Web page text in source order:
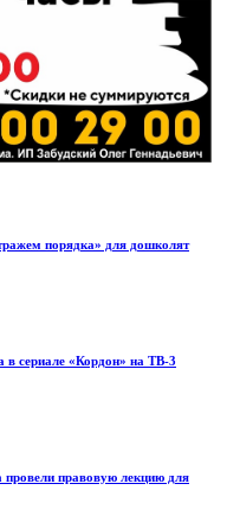
порядка» для дошколят
сериале «Кордон» на ТВ-3
провели правовую лекцию для